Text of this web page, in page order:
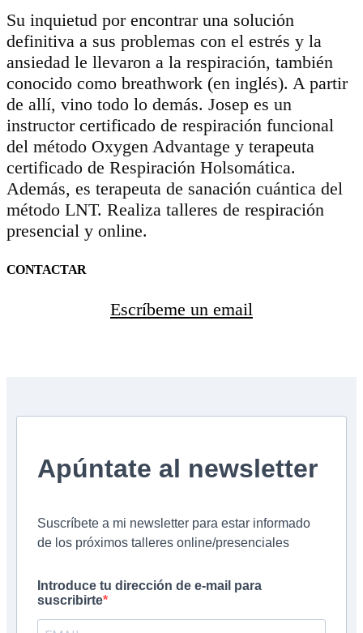
Su inquietud por encontrar una solución
definitiva a sus problemas con el estrés y la
ansiedad le llevaron a la respiración, también
conocido como breathwork (en inglés). A partir
de allí, vino todo lo demás. Josep es un
instructor certificado de respiración funcional
del método Oxygen Advantage y terapeuta
certificado de Respiración Holsomática.
Además, es terapeuta de sanación cuántica del
método LNT. Realiza talleres de respiración
presencial y online.
CONTACTAR
Escríbeme un email
Apúntate al newsletter
Suscríbete a mi newsletter para estar informado
de los próximos talleres online/presenciales
Introduce tu dirección de e-mail para
suscribirte